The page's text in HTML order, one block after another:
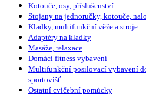
Kotouče, osy, příslušenství
Stojany na jednoručky, kotouče,
Kladky, multifunkční věže a stroje
Adaptéry na kladky
Masáže, relaxace
Domácí fitness vybavení
Multifunkční posilovací vybavení
sportovišť …
Ostatní cvičební pomůcky